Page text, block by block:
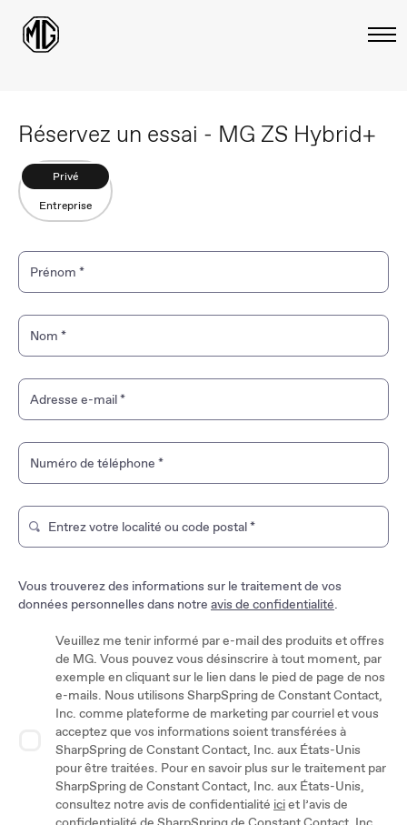
Réservez un essai - MG ZS Hybrid+
Privé
Entreprise
Prénom *
Nom *
Adresse e-mail*
Numéro de téléphone *
Tapez pour rechercher un magasin de marque. Utilisez
Entrez votre localité ou code postal*
Vous trouverez des informations sur le traitement de vos
données personnelles dans notre avis de confidentialité.
Veuillez me tenir informé par e-mail des produits et offres
de MG. Vous pouvez vous désinscrire à tout moment, par
exemple en cliquant sur le lien dans le pied de page de nos
e-mails. Nous utilisons SharpSpring de Constant Contact,
Inc. comme plateforme de marketing par courriel et vous
acceptez que vos informations soient transférées à
SharpSpring de Constant Contact, Inc. aux États-Unis
pour être traitées. Pour en savoir plus sur le traitement par
SharpSpring de Constant Contact, Inc. aux États-Unis,
consultez notre avis de confidentialité iciet l’avis de